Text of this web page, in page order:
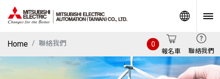
Home 聯絡我們
報名車
0
聯絡我們